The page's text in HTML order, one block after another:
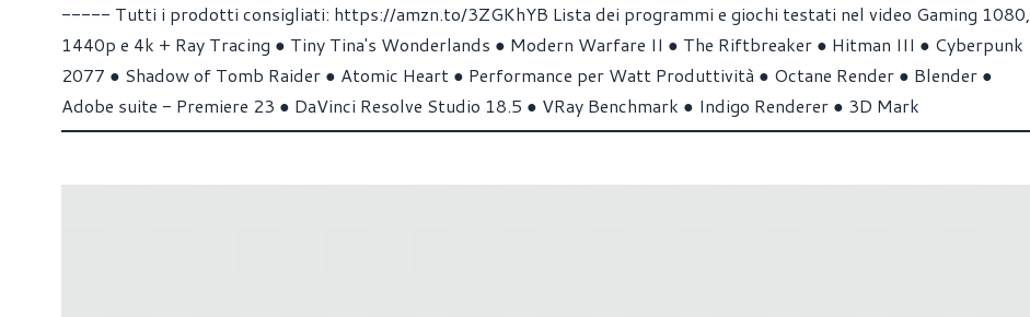
----- Tutti i prodotti consigliati: https://amzn.to/3ZGKhYB Lista dei programmi e giochi testati nel video Gaming 1080,
1440p e 4k + Ray Tracing ● Tiny Tina's Wonderlands ● Modern Warfare II ● The Riftbreaker ● Hitman III ● Cyberpunk
2077 ● Shadow of Tomb Raider ● Atomic Heart ● Performance per Watt Produttività ● Octane Render ● Blender ●
Adobe suite - Premiere 23 ● DaVinci Resolve Studio 18.5 ● VRay Benchmark ● Indigo Renderer ● 3D Mark